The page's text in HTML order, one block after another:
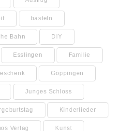
basteln
Bahn DIY
Esslingen Familie
Göppingen
Junges Schloss
Kinderlieder
Verlag Kunst